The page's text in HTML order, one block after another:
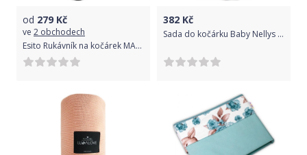
od 279 Kč
ve 2 obchodech
Esito Rukávník na kočárek MAGNA černá
382 Kč
Sada do kočárku Baby Nellys minky, podložka + polštářek - Městečko, modrá/bílá